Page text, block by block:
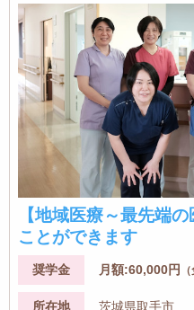
【地域医療～最先端
ことができます
奨学金 月額:60,000円
所在地 茨城県取手市